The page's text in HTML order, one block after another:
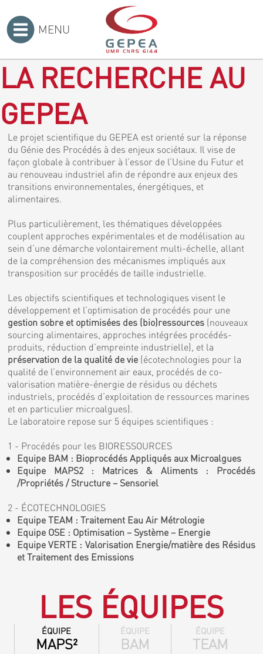
MENU
LA RECHERCHE AU
GEPEA
Le projet scientifique du GEPEA est orienté sur la réponse
du Génie des Procédés à des enjeux sociétaux. Il vise de
façon globale à contribuer à l’essor de l’Usine du Futur et
au renouveau industriel afin de répondre aux enjeux des
transitions environnementales, énergétiques, et
alimentaires.
Plus particulièrement, les thématiques développées
couplent approches expérimentales et de modélisation au
sein d’une démarche volontairement multi-échelle, allant
de la compréhension des mécanismes impliqués aux
transposition sur procédés de taille industrielle.
Les objectifs scientifiques et technologiques visent le
développement et l’optimisation de procédés pour une
gestion sobre et optimisées des (bio)ressources (nouveaux
sourcing alimentaires, approches intégrées procédés-
produits, réduction d’empreinte industrielle), et la
préservation de la qualité de vie (écotechnologies pour la
qualité de l’environnement air eaux, procédés de co-
valorisation matière-énergie de résidus ou déchets
industriels, procédés d’exploitation de ressources marines
et en particulier microalgues).
Le laboratoire repose sur 5 équipes scientifiques :
1 - Procédés pour les BIORESSOURCES
Equipe BAM : Bioprocédés Appliqués aux Microalgues
Equipe MAPS2 : Matrices & Aliments : Procédés
/Propriétés / Structure – Sensoriel
2 - ÉCOTECHNOLOGIES
Equipe TEAM : Traitement Eau Air Métrologie
Equipe OSE : Optimisation – Système – Energie
Equipe VERTE : Valorisation Energie/matière des Résidus
et Traitement des Emissions
LES ÉQUIPES
ÉQUIPE
MAPS²
ÉQUIPE
BAM
ÉQUIPE
TEAM